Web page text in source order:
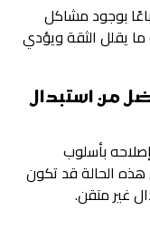
بوجود مشاكل
ما يقلل الثقة ويؤدي
من استبدال
بأسلوب
هذه الحالة قد تكون
غير متقن.